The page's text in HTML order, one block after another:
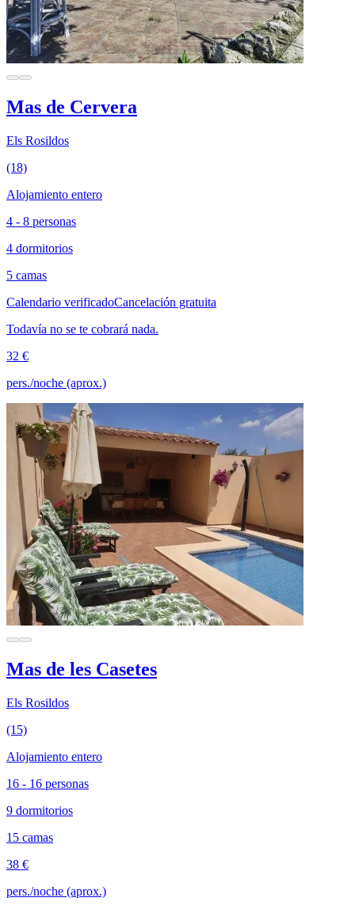
Mas de Cervera
Els Rosildos
(18)
Alojamiento entero
4 - 8 personas
4 dormitorios
5 camas
Calendario verificadoCancelación gratuita
Todavía no se te cobrará nada.
32 €
pers./noche (aprox.)
Mas de les Casetes
Els Rosildos
(15)
Alojamiento entero
16 - 16 personas
9 dormitorios
15 camas
38 €
pers./noche (aprox.)